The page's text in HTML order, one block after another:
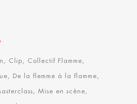
Clip Collectif Flamme
De la flemme à la flamme
Mise en scène